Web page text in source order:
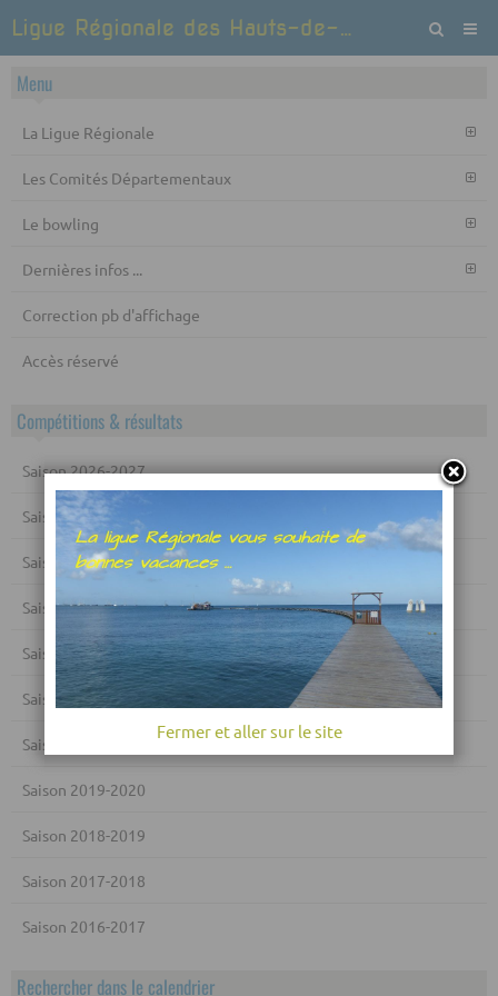
Ligue Régionale des Hauts-de-France de Bowling et Sports de quilles
Menu
La Ligue Régionale
Les Comités Départementaux
Le bowling
Dernières infos ...
Correction pb d'affichage
Accès réservé
Compétitions & résultats
Saison 2026-2027
Saison 2025-2026
Saison 2024-2025
Saison 2023-2024
Saison 2022-2023
Saison 2021-2022
Saison 2020-2021
Saison 2019-2020
Saison 2018-2019
Saison 2017-2018
Saison 2016-2017
Rechercher dans le calendrier
Fermer et aller sur le site